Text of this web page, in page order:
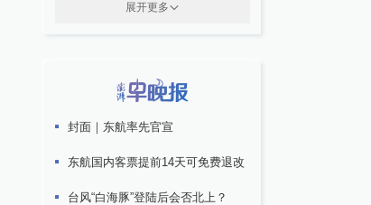
展开更多
封面｜东航率先官宣
东航国内客票提前14天可免费退改
台风“白海豚”登陆后会否北上？